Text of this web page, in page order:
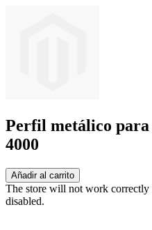
Perfil metálico para
4000
Añadir al carrito
The store will not work correctly
disabled.